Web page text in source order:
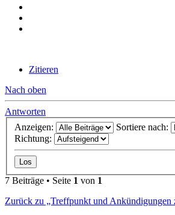
Zitieren
Nach oben
Antworten
Anzeigen:
Sortiere nach:
Richtung:
7 Beiträge • Seite 1 von 1
Zurück zu „Treffpunkt und Ankündigungen